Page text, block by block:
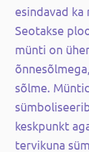
esindavad
Seotakse
münti on
sõlme.
keskpunkt
tervikuna